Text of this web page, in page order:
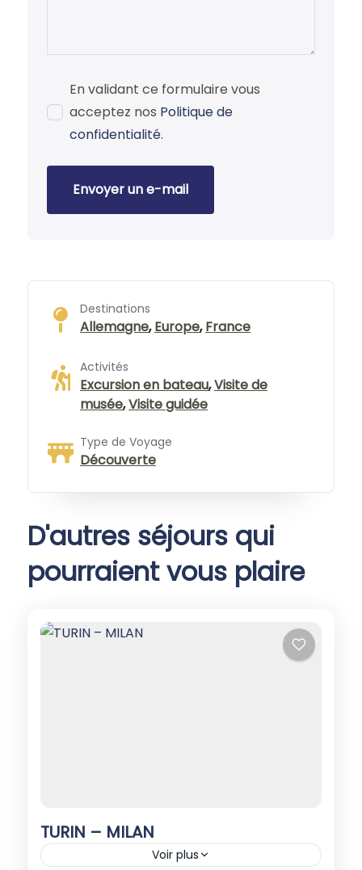
En validant ce formulaire vous
acceptez nos Politique de
confidentialité.
Envoyer un e-mail
Destinations
Allemagne,Europe,France
Activités
Excursion en bateau,Visite de
musée,Visite guidée
Type de Voyage
Découverte
D'autres séjours qui
pourraient vous plaire
TURIN – MILAN
Voir plus